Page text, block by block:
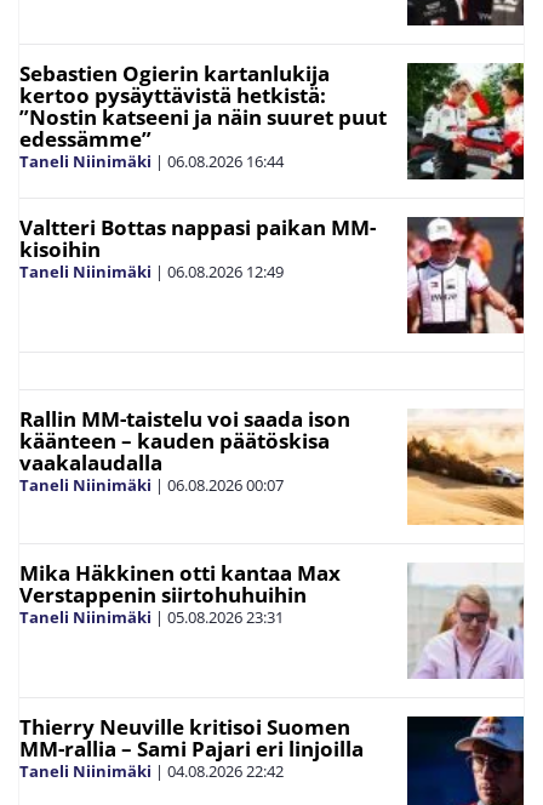
Sebastien Ogierin kartanlukija
kertoo pysäyttävistä hetkistä:
”Nostin katseeni ja näin suuret puut
edessämme”
Taneli Niinimäki | 06.08.2026 16:44
Valtteri Bottas nappasi paikan MM-
kisoihin
Taneli Niinimäki | 06.08.2026 12:49
Rallin MM-taistelu voi saada ison
käänteen – kauden päätöskisa
vaakalaudalla
Taneli Niinimäki | 06.08.202600:07
Mika Häkkinen otti kantaa Max
Verstappenin siirtohuhuihin
Taneli Niinimäki | 05.08.202623:31
Thierry Neuville kritisoi Suomen
MM-rallia – Sami Pajari eri linjoilla
Taneli Niinimäki | 04.08.202622:42